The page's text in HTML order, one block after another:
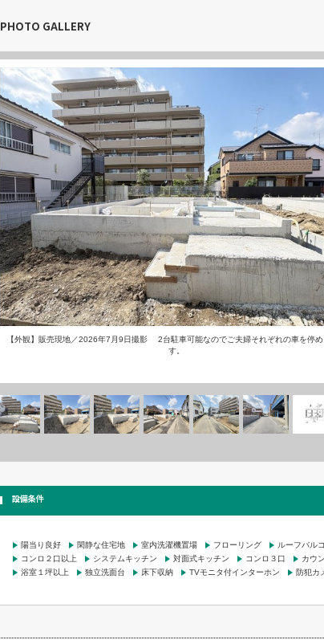
PHOTO GALLERY
【外観】販売現地／2026年7月9日撮影 2台駐車可能なのでご夫婦それぞれの車を停め
す。
設備条件
陽当り良好 閑静な住宅地 室内洗濯機置場 フローリング ルーフバル
コンロ２口以上
システムキッチン 対面式キッチン コンロ３口 カウ
浴室１坪以上
独立洗面台 床下収納 TVモニタ付インターホン 防犯カ